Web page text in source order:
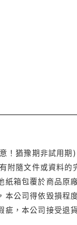
！猶豫期非試用期
附隨文件或資料的
箱包覆於商品原
公司得依毀損程
，本公司接受退